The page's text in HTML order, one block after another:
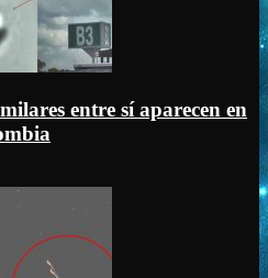
entre sí aparecen en